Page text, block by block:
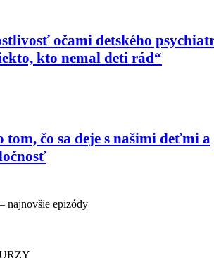
očami detského
kto nemal deti rád“
čo sa deje s našimi deťmi a
najnovšie epizódy